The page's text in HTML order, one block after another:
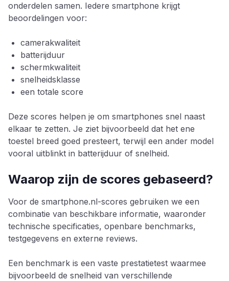
onderdelen samen. Iedere smartphone krijgt
beoordelingen voor:
camerakwaliteit
batterijduur
schermkwaliteit
snelheidsklasse
een totale score
Deze scores helpen je om smartphones snel naast
elkaar te zetten. Je ziet bijvoorbeeld dat het ene
toestel breed goed presteert, terwijl een ander model
vooral uitblinkt in batterijduur of snelheid.
Waarop zijn de scores gebaseerd?
Voor de smartphone.nl-scores gebruiken we een
combinatie van beschikbare informatie, waaronder
technische specificaties, openbare benchmarks,
testgegevens en externe reviews.
Een benchmark is een vaste prestatietest waarmee
bijvoorbeeld de snelheid van verschillende